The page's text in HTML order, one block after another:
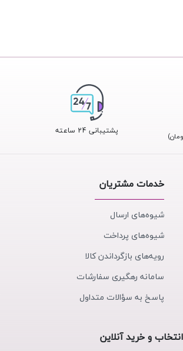
پشتیبانی 24 ساعته
خدمات مشتریان
شیوه‌های ارسال
شیوه‌های پرداخت
رویه‌های بازگرداندن کالا
سامانه رهگیری سفارشات
پاسخ به سؤالات متداول
و خرید آنلاین